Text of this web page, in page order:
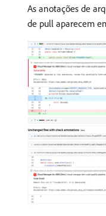
As anotações de
de pull aparecem